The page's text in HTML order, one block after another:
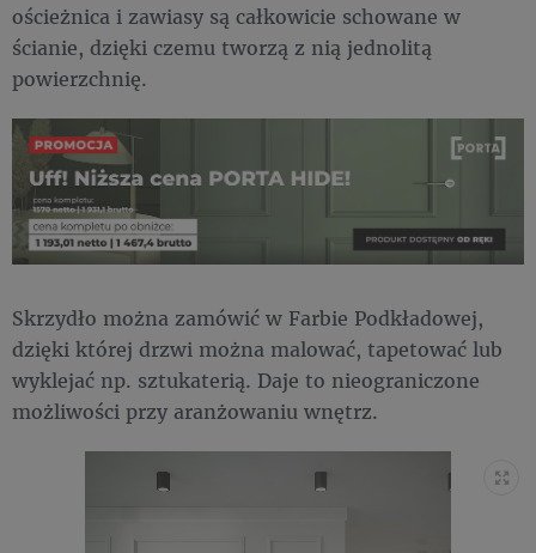
ościeżnica i zawiasy są całkowicie schowane w
ścianie, dzięki czemu tworzą z nią jednolitą
powierzchnię.
Skrzydło można zamówić w Farbie Podkładowej,
dzięki której drzwi można malować, tapetować lub
wyklejać np. sztukaterią. Daje to nieograniczone
możliwości przy aranżowaniu wnętrz.